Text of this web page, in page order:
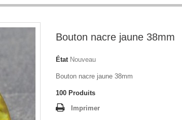
Bouton nacre jaune 38mm
État Nouveau
Bouton nacre jaune 38mm
100 Produits
Imprimer